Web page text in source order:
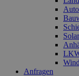
Solar
Wind
Anfragen